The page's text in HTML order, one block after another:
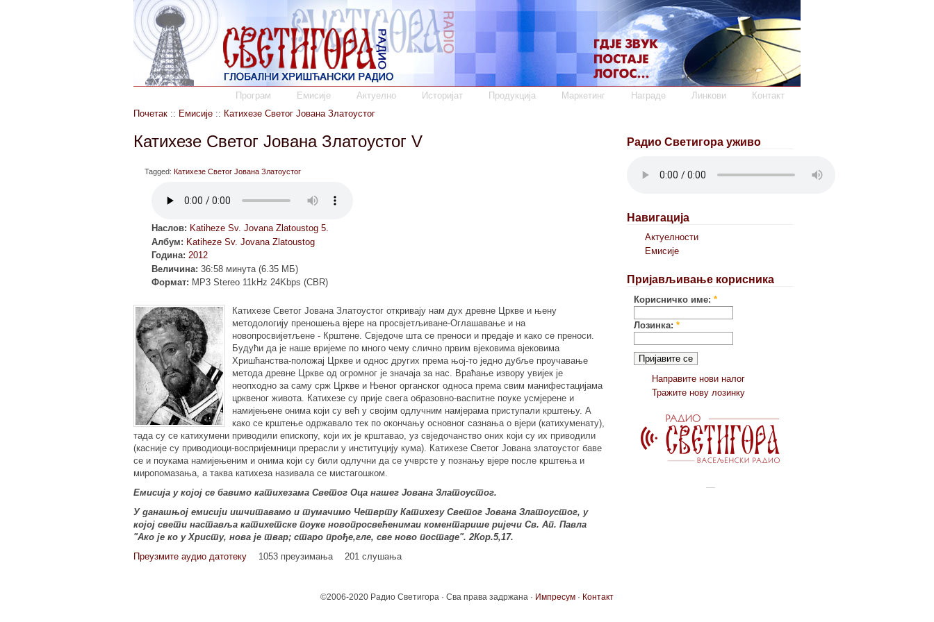
Програм Емисије Актуелно Историјат Продукција Маркетинг Награде Линкови
Контакт
Почетак :: Емисије :: Катихезе Светог Јована Златоустог
Катихезе Светог Јована Златоустог V
Tagged: Катихезе Светог Јована Златоустог
Наслов: Katiheze Sv. Jovana Zlatoustog 5.
Албум: Katiheze Sv. Jovana Zlatoustog
Година: 2012
Величина: 36:58 минута (6.35 МБ)
Формат: MP3 Stereo 11kHz 24Kbps (CBR)
Катихезе Светог Јована Златоустог откривају нам дух древне Цркве и њену
методологију преношења вјере на просвјетљиване-Оглашавање и на
новопросвијетљене - Крштене. Свједоче шта се преноси и предаје и како се преноси.
Будући да је наше вријеме по много чему слично првим вјековима вјековима
Хришћанства-положај Цркве и однос других према њој-то једно дубље проучавање
метода древне Цркве од огромног је значаја за нас. Враћање извору увијек је
неопходно за саму срж Цркве и Њеног органског односа према свим манифестацијама
црквеног живота. Катихезе су прије свега образовно-васпитне поуке усмјерене и
намијењене онима који су већ у својим одлучним намјерама приступали крштењу. А
како се крштење одржавало тек по окончању основног сазнања о вјери (катихуменату),
тада су се катихумени приводили епископу, који их је крштавао, уз свједочанство оних који су их приводили
(касније су приводиоци-воспријемници прерасли у институцију кума). Катихезе Светог Јована златоустог баве
се и поукама намијењеним и онима који су били одлучни да се учврсте у познању вјере после крштења и
миропомазања, а таква катихеза називала се мистагошком.
Емисија у којој се бавимо катихезама Светог Оца нашег Јована Златоустог.
У данашњој емисији ишчитавамо и тумачимо Четврту Катихезу Светог Јована Златоустог, у
којој свети наставља катихетске поуке новопросвећенимаи коментарише ријечи Св. Ап. Павла
"Ако је ко у Христу, нова је твар; старо прође,гле, све ново постаде". 2Кор.5,17.
Преузмите аудио датотеку
1053 преузимања 201 слушања
Радио Светигора уживо
Навигација
Актуелности
Емисије
Пријављивање корисника
Корисничко име: *
Лозинка: *
Направите нови налог
Тражите нову лозинку
©2006-2020 Радио Светигора · Сва права задржана · Импресум · Контакт